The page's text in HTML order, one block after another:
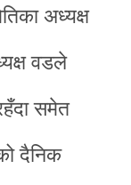
अध्यक्ष
वडले
समेत
दैनिक